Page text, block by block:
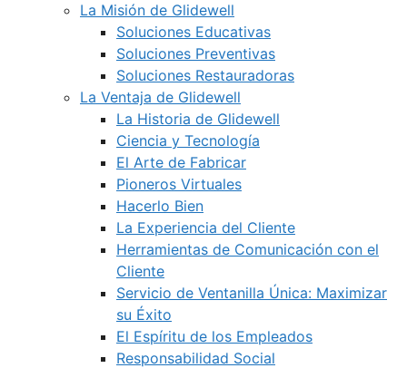
La Misión de Glidewell
Soluciones Educativas
Soluciones Preventivas
Soluciones Restauradoras
La Ventaja de Glidewell
La Historia de Glidewell
Ciencia y Tecnología
El Arte de Fabricar
Pioneros Virtuales
Hacerlo Bien
La Experiencia del Cliente
Herramientas de Comunicación con el
Cliente
Servicio de Ventanilla Única: Maximizar
su Éxito
El Espíritu de los Empleados
Responsabilidad Social